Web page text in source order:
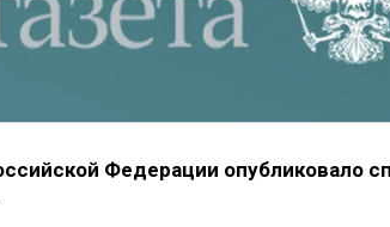
Федерации опубликовало